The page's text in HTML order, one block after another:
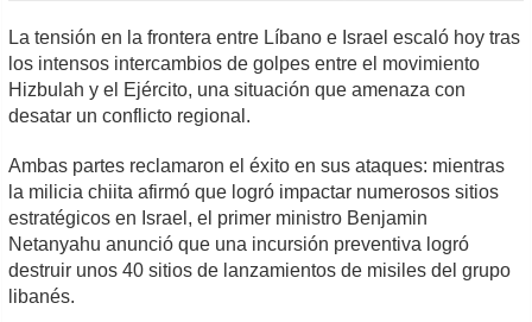
La tensión en la frontera entre Líbano e Israel escaló hoy tras
los intensos intercambios de golpes entre el movimiento
Hizbulah y el Ejército, una situación que amenaza con
desatar un conflicto regional.
Ambas partes reclamaron el éxito en sus ataques: mientras
la milicia chiita afirmó que logró impactar numerosos sitios
estratégicos en Israel, el primer ministro Benjamin
Netanyahu anunció que una incursión preventiva logró
destruir unos 40 sitios de lanzamientos de misiles del grupo
libanés.